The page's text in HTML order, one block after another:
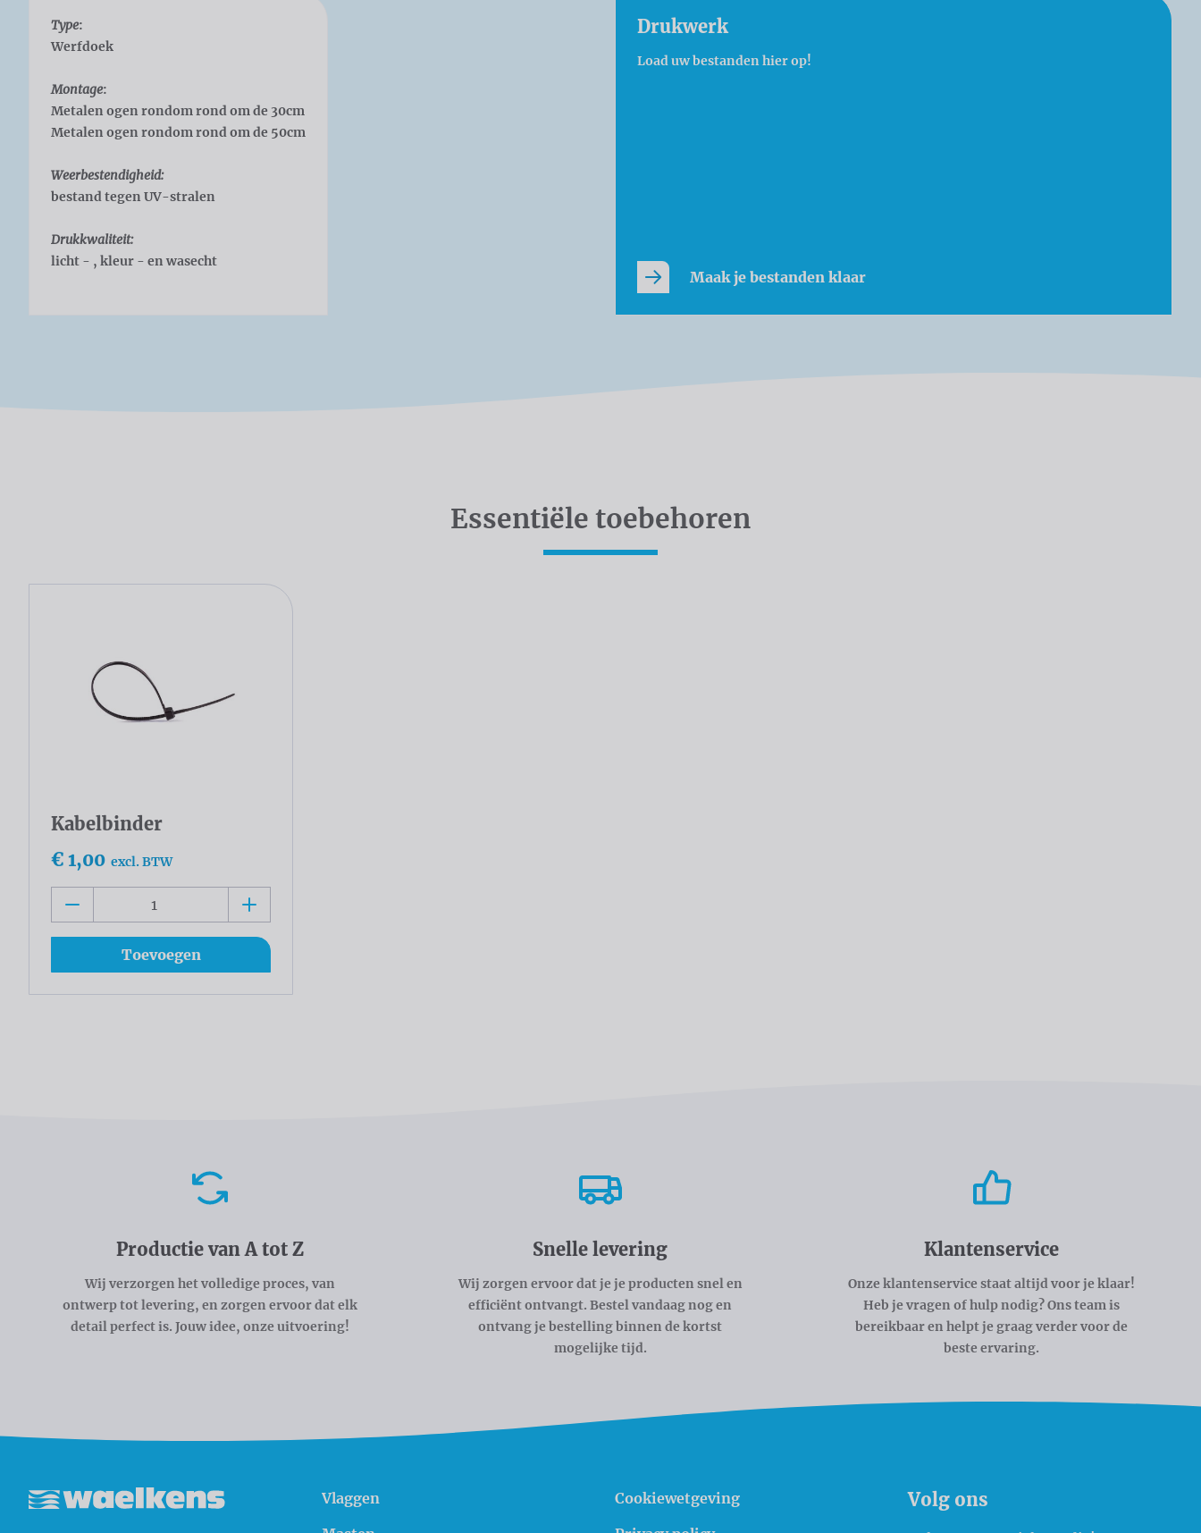
Type:
Werfdoek
Montage:
Metalen ogen rondom rond om de 30cm
Metalen ogen rondom rond om de 50cm
Weerbestendigheid:
bestand tegen UV-stralen
Drukkwaliteit:
licht - , kleur - en wasecht
Drukwerk
Load uw bestanden hier op!
Maak je bestanden klaar
Essentiële toebehoren
Kabelbinder
€ 1,00 excl. BTW
Toevoegen
Productie van A tot Z
Wij verzorgen het volledige proces, van
ontwerp tot levering, en zorgen ervoor dat elk
detail perfect is. Jouw idee, onze uitvoering!
Snelle levering
Wij zorgen ervoor dat je je producten snel en
efficiënt ontvangt. Bestel vandaag nog en
ontvang je bestelling binnen de kortst
mogelijke tijd.
Klantenservice
Onze klantenservice staat altijd voor je klaar!
Heb je vragen of hulp nodig? Ons team is
bereikbaar en helpt je graag verder voor de
beste ervaring.
Vlaggen
Cookiewetgeving
Volg ons